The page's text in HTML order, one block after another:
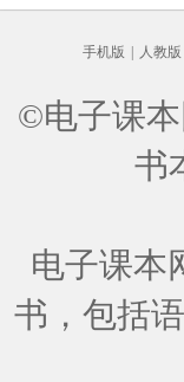
手机版 人教版
©电子课本
书
电子课本
书，包括